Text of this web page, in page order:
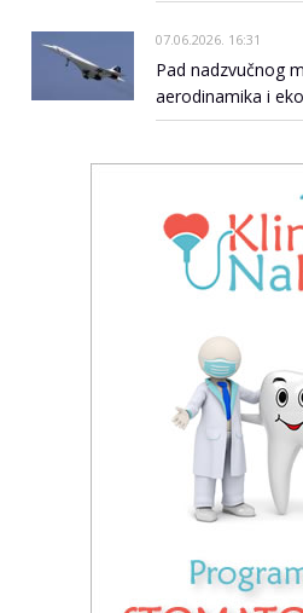
07.06.2026. 16:31
Pad nadzvučnog
aerodinamika i